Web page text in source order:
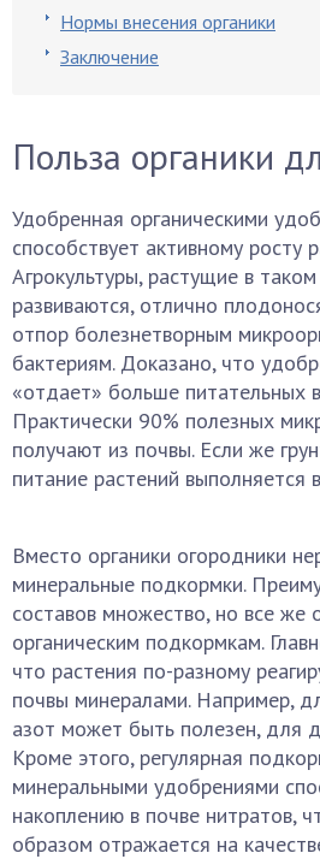
Нормы внесения органики
Заключение
Польза органики
Удобренная органическими
способствует активному росту
Агрокультуры, растущие в
развиваются, отлично
отпор болезнетворным
бактериям. Доказано, что
«отдает» больше питательных
Практически 90% полезных
получают из почвы. Если же
питание растений выполняется
Вместо органики огородники
минеральные подкормки.
составов множество, но все же
органическим подкормкам.
что растения по-разному
почвы минералами. Например,
азот может быть полезен, для
Кроме этого, регулярная
минеральными удобрениями
накоплению в почве нитратов,
образом отражается на